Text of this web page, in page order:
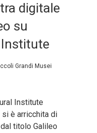
digitale
su
Institute
Grandi Musei
Institute
è arricchita di
titolo Galileo